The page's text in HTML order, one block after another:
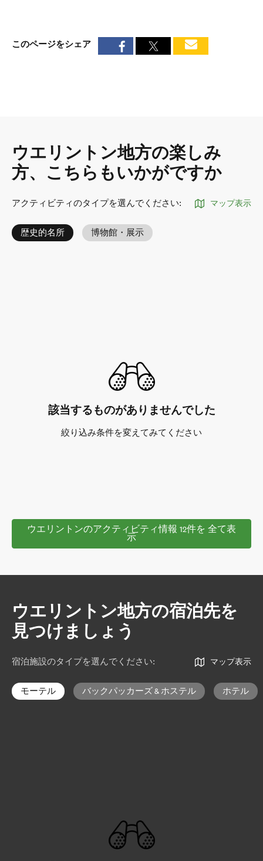
このページをシェア
ウエリントン地方の楽しみ
方、こちらもいかがですか
アクティビティのタイプを選んでください: マップ表示
歴史的名所 博物館・展示
該当するものがありませんでした
絞り込み条件を変えてみてください
ウエリントンのアクティビティ情報 12件を 全て表
示
ウエリントン地方の宿泊先を
見つけましょう
宿泊施設のタイプを選んでください: マップ表示
モーテル バックパッカーズ & ホステル ホテル